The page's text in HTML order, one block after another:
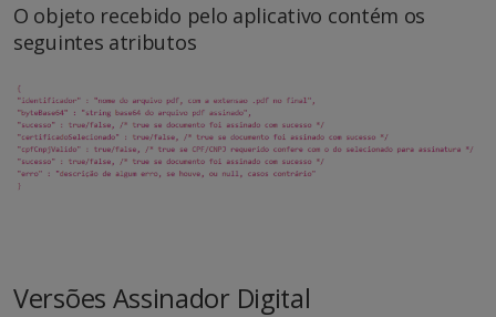
O objeto recebido pelo aplicativo contém os
seguintes atributos
Versões Assinador Digital